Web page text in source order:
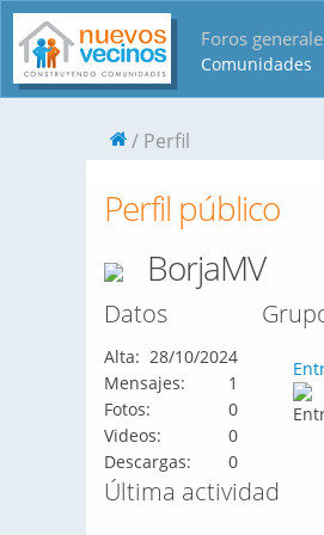
Foros
Comunidades
Perfil
Perfil público
BorjaMV
Datos
Alta: 28/10/2024
Mensajes:
1
Fotos:
0
Videos:
0
Descargas:
0
Última actividad